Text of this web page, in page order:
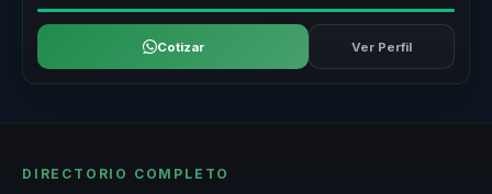
Cotizar Ver Perfil
DIRECTORIO COMPLETO